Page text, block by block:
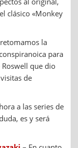
clásico «Monkey
la
para
que dio
de
a las series de
es y será